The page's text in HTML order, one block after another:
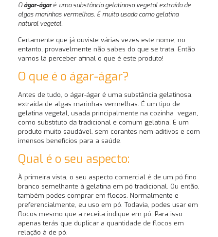
O ágar-ágaré uma substância gelatinosa vegetal extraída de
algas marinhas vermelhas. É muito usada como gelatina
natural vegetal.
Certamente que já ouviste várias vezes este nome, no
entanto, provavelmente não sabes do que se trata. Então
vamos lá perceber afinal o que é este produto!
O que é o ágar-ágar?
Antes de tudo, o ágar-ágar é uma substância gelatinosa,
extraída de algas marinhas vermelhas. É um tipo de
gelatina vegetal, usada principalmente na cozinha vegan,
como substituto da tradicional e comum gelatina. É um
produto muito saudável, sem corantes nem aditivos e com
imensos benefícios para a saúde.
Qual é o seu aspecto:
À primeira vista, o seu aspecto comercial é de um pó fino
branco semelhante à gelatina em pó tradicional. Ou então,
também podes comprar em flocos. Normalmente e
preferencialmente, eu uso em pó. Todavia, podes usar em
flocos mesmo que a receita indique em pó. Para isso
apenas terás que duplicar a quantidade de flocos em
relação à de pó.